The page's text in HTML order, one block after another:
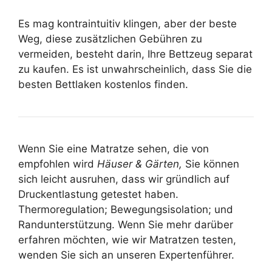
Es mag kontraintuitiv klingen, aber der beste
Weg, diese zusätzlichen Gebühren zu
vermeiden, besteht darin, Ihre Bettzeug separat
zu kaufen. Es ist unwahrscheinlich, dass Sie die
besten Bettlaken kostenlos finden.
Wenn Sie eine Matratze sehen, die von
empfohlen wird Häuser & Gärten, Sie können
sich leicht ausruhen, dass wir gründlich auf
Druckentlastung getestet haben.
Thermoregulation; Bewegungsisolation; und
Randunterstützung. Wenn Sie mehr darüber
erfahren möchten, wie wir Matratzen testen,
wenden Sie sich an unseren Expertenführer.